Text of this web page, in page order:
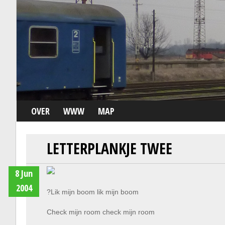
OVER WWW MAP
LETTERPLANKJE TWEE
8 Jun
2004
?Lik mijn boom lik mijn boom
Check mijn room check mijn room